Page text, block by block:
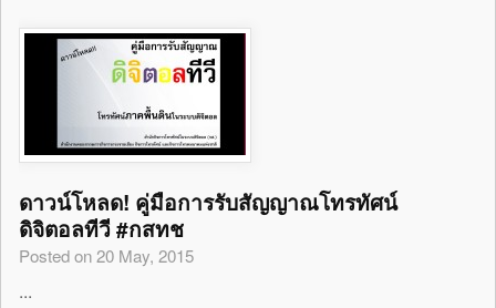
ดาวน์โหลด! คู่มือการรับสัญญาณโทรทัศน์
ดิจิตอลทีวี #กสทช
Posted on 20 May, 2015
...